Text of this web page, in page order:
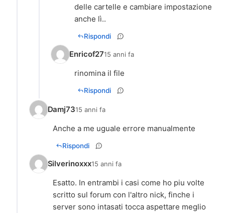
delle cartelle e cambiare impostazione
anche lì..
Rispondi
Enricof2715 anni fa
rinomina il file
Rispondi
Damj7315 anni fa
Anche a me uguale errore manualmente
Rispondi
Silverinoxxx15 anni fa
Esatto. In entrambi i casi come ho piu volte
scritto sul forum con l'altro nick, finche i
server sono intasati tocca aspettare meglio